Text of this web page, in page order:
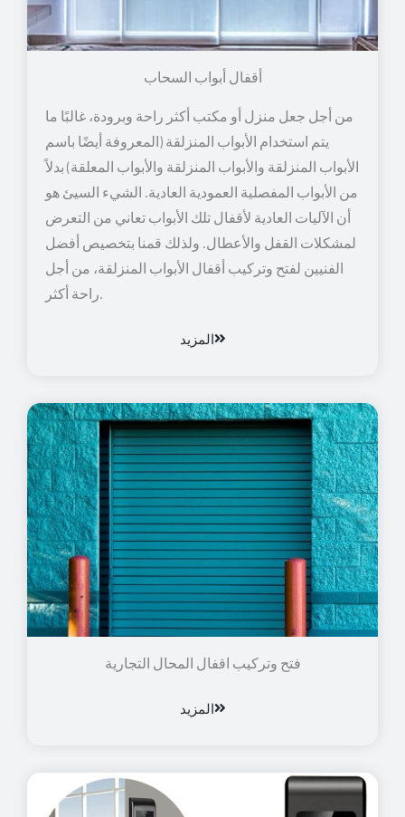
أقفال أبواب السحاب
من أجل جعل منزل أو مكتب أكثر راحة وبرودة، غالبًا ما
يتم استخدام الأبواب المنزلقة (المعروفة أيضًا باسم
الأبواب المنزلقة والأبواب المنزلقة والأبواب المعلقة) بدلاً
من الأبواب المفصلية العمودية العادية. الشيء السيئ هو
أن الآليات العادية لأقفال تلك الأبواب تعاني من التعرض
لمشكلات القفل والأعطال. ولذلك قمنا بتخصيص أفضل
الفنيين لفتح وتركيب أقفال الأبواب المنزلقة، من أجل
راحة أكثر.
المزيد
فتح وتركيب اقفال المحال التجارية
المزيد